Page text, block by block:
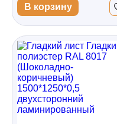
двухсторонний
ламинированный
В корзину